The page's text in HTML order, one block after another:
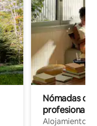
Nómadas
Alojamientos